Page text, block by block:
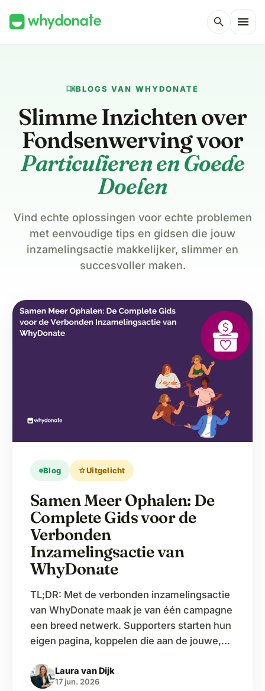
search menu
menu_bookBLOGS VAN WHYDONATE
Slimme Inzichten over
Fondsenwerving voor
Particulieren en Goede
Doelen
Vind echte oplossingen voor echte problemen
met eenvoudige tips en gidsen die jouw
inzamelingsactie makkelijker, slimmer en
succesvoller maken.
Blog starUitgelicht
Samen Meer Ophalen: De
Complete Gids voor de
Verbonden
Inzamelingsactie van
WhyDonate
TL;DR: Met de verbonden inzamelingsactie
van WhyDonate maak je van één campagne
een breed netwerk. Supporters starten hun
eigen pagina, koppelen die aan de jouwe,
het gezamenlijke doel. Elke deelnemer
bereikt zijn eigen netwerk — met zijn eigen
Laura van Dijk
17 jun. 2026